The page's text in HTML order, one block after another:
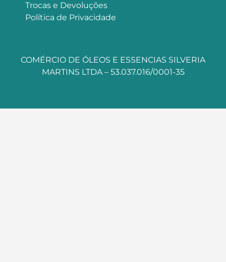
Trocas e Devoluções
Política de Privacidade
COMÉRCIO DE ÓLEOS E ESSENCIAS SILVERIA
MARTINS LTDA – 53.037.016/0001-35